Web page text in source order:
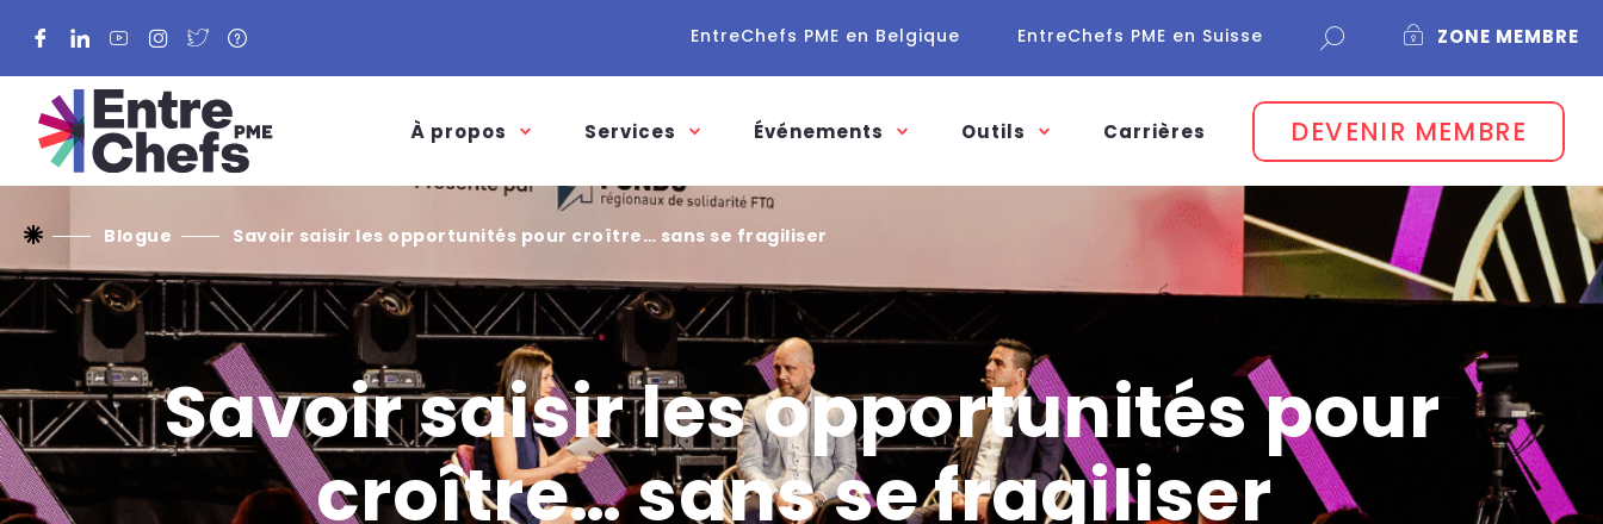
FacebookLinkedInYouTubeInstagramTwitter EntreChefs PME en Belgique EntreChefs PME en Suisse ZONE MEMBRE
À propos Services Événements Outils Carrières DEVENIR MEMBRE
Blogue Savoir saisir les opportunités pour croître… sans se fragiliser
Savoir saisir les opportunités pour
croître… sans se fragiliser